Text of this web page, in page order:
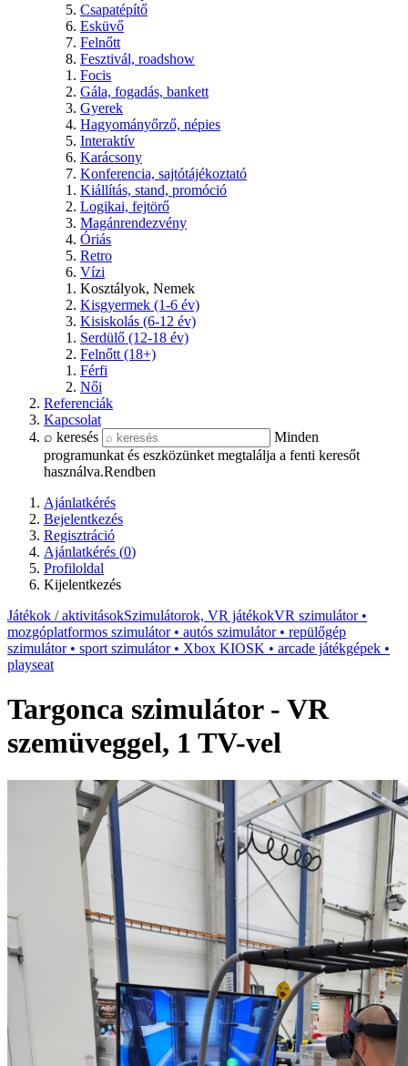
Csapatépítő
Esküvő
Felnőtt
Fesztivál, roadshow
Focis
Gála, fogadás, bankett
Gyerek
Hagyományőrző, népies
Interaktív
Karácsony
Konferencia, sajtótájékoztató
Kiállítás, stand, promóció
Logikai, fejtörő
Magánrendezvény
Óriás
Retro
Vízi
Kosztályok, Nemek
Kisgyermek (1-6 év)
Kisiskolás (6-12 év)
Serdülő (12-18 év)
Felnőtt (18+)
Férfi
Női
Referenciák
Kapcsolat
⌕ keresés
Minden
programunkat és eszközünket megtalálja a fenti keresőt
használva.Rendben
Ajánlatkérés
Bejelentkezés
Regisztráció
Ajánlatkérés (0)
Profiloldal
Kijelentkezés
Játékok / aktivitásokSzimulátorok, VR játékokVR szimulátor •
mozgóplatformos szimulátor • autós szimulátor • repülőgép
szimulátor • sport szimulátor • Xbox KIOSK • arcade játékgépek •
playseat
Targonca szimulátor - VR
szemüveggel, 1 TV-vel